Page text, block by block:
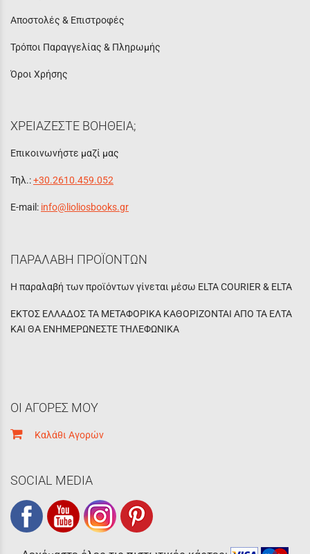
Αποστολές & Επιστροφές
Τρόποι Παραγγελίας & Πληρωμής
Όροι Χρήσης
ΧΡΕΙΑΖΕΣΤΕ ΒΟΗΘΕΙΑ;
Επικοινωνήστε μαζί μας
Τηλ.:+30.2610.459.052
E-mail: info@lioliosbooks.gr
ΠΑΡΑΛΑΒΗ ΠΡΟΪΟΝΤΩΝ
Η παραλαβή των προϊόντων γίνεται μέσω ELTA COURIER & ELTA
ΕΚΤΟΣ ΕΛΛΑΔΟΣ ΤΑ ΜΕΤΑΦΟΡΙΚΑ ΚΑΘΟΡΙΖΟΝΤΑΙ ΑΠΟ ΤΑ ΕΛΤΑ
ΚΑΙ ΘΑ ΕΝΗΜΕΡΩΝΕΣΤΕ ΤΗΛΕΦΩΝΙΚΑ
ΟΙ ΑΓΟΡΕΣ ΜΟΥ
Καλάθι Αγορών
SOCIAL MEDIA